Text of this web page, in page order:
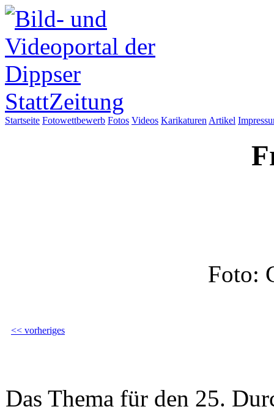
Startseite Fotowettbewerb Fotos Videos Karikaturen Artikel
Foto:
<< vorheriges
Das Thema für den 25.